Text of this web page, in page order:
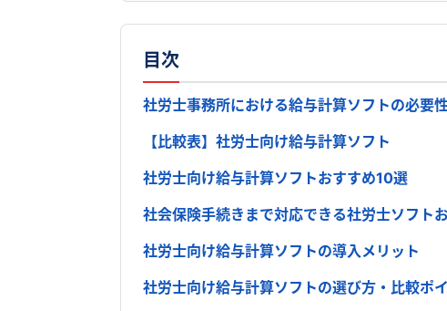
目次
社労士事務所における給与計算ソフトの必要
【比較表】社労士向け給与計算ソフト
社労士向け給与計算ソフトおすすめ10選
社会保険手続きまで対応できる社労士ソフト
社労士向け給与計算ソフトの導入メリット
社労士向け給与計算ソフトの選び方・比較ポ